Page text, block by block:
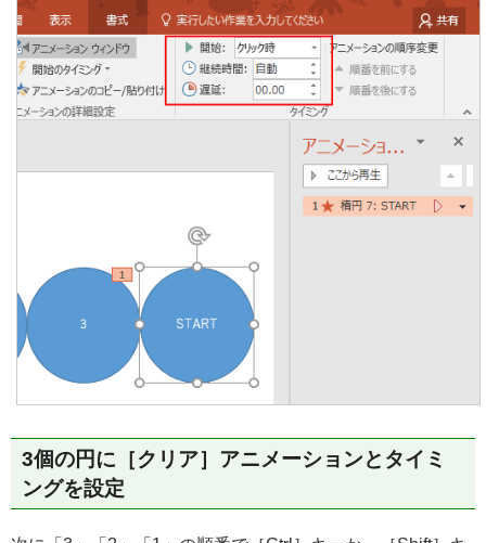
3個の円に［クリア］アニメーションとタイミ
ングを設定